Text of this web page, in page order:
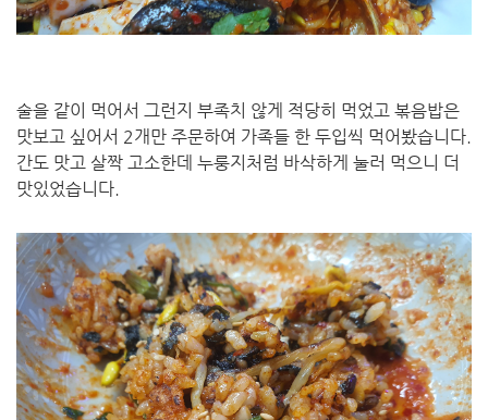
술을 같이 먹어서 그런지 부족치 않게 적당히 먹었고 볶음밥은
맛보고 싶어서 2개만 주문하여 가족들 한 두입씩 먹어봤습니다.
간도 맛고 살짝 고소한데 누룽지처럼 바삭하게 눌러 먹으니 더
맛있었습니다.